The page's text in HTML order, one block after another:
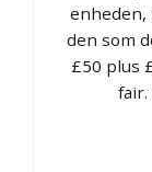
enheden,
den som
£50 plus
fair.